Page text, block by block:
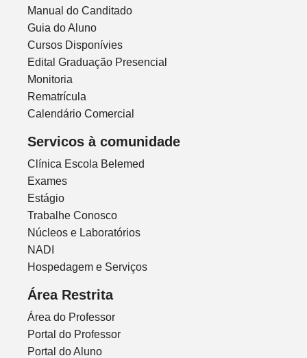
Manual do Canditado
Guia do Aluno
Cursos Disponívies
Edital Graduação Presencial
Monitoria
Rematrícula
Calendário Comercial
Servicos à comunidade
Clínica Escola Belemed
Exames
Estágio
Trabalhe Conosco
Núcleos e Laboratórios
NADI
Hospedagem e Serviços
Área Restrita
Área do Professor
Portal do Professor
Portal do Aluno